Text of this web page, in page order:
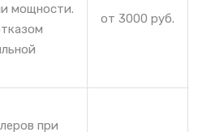
мощности.
от 3000 руб.
при